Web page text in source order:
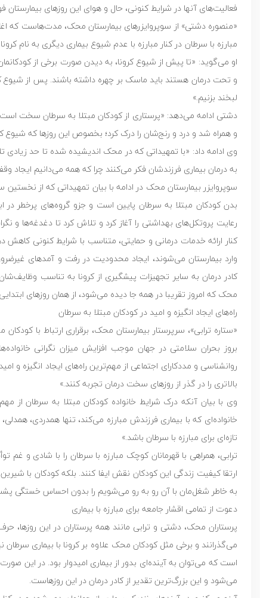
فعالیت‌های آنها در شرایط کنونی، حال و هوای این روزهای
«منصوره دشتی» از سوپروایزرهای بیمارستان محک، مدت‌هاست که
مبارزه با سرطان در کنار مبارزه با عدم شیوع بیماری دیگری به نام
او می‌گوید: «تا پیش از شیوع کرونا، به دیدن صورت برخی از
و تحت درمان هستند باید ماسک بر چهره داشته باشند. پس از شیوع
لبخند بزنیم.»
دشتی ادامه می‌دهد: «پرستاری از کودکان مبتلا به سرطان سخت
و همراه شد و درد و رنج‌شان را درک کرد؛ بخصوص این روزها که شیوع
وی ادامه داد: «با تمهیداتی که در محک اندیشیده شده تا حد
به درمان بیماری فرزندشان فکر می‌کنند چرا که همه می‌دانیم ایجاد
سوپروایزر بیمارستان محک در ادامه با بیان تمهیداتی که از
بدن کودکان مبتلا به سرطان پایین است و جزو گروه‌های پرخطر
رعایت پروتکل‌های بهداشتی را آغاز کرد و تلاش کرد تا دغدغه‌ها و
کنار ارائه خدمات درمانی و حمایتی، متناسب با شرایط کنونی
وارد بیمارستان می‌شوند، ایجاد محدودیت در رفت و آمدهای
کادر درمان به سایر تجهیزات پیشگیری از کرونا به تناسب
محک که امروز تقریبا در همه جا دیده می‌شود، از همان روزهای
راه‌های ایجاد انگیزه و امید در کودکان مبتلا به سرطان
«ستاره ترابی»، سرپرستار بیمارستان محک، برقراری ارتباط با
بروز بحران سلامتی در جهان موجب افزایش میزان نگرانی‌
روانشناسی و مددکارای اجتماعی از مهم‌ترین راه‌های ایجاد انگیزه
بالاتری را در گذر از روزهای سخت درمان تجربه کنند.»
وی با بیان آنکه درک شرایط خانواده کودکان مبتلا به سرطان از
خانواده‌ای که با بیماری فرزندش مبارزه می‌کند، تنها همدردی،
تازه‌ای برای مبارزه با سرطان باشد.»
ترابی، همراهی با قهرمانان کوچک مبارزه با سرطان را با شادی و غم
ارتقا کیفیت زندگی این کودکان نقش ایفا کنند. بلکه کودکان با
به خاطر شغل‌مان با آن رو به رو می‌شویم را بدون احساس خستگی
دعوت از تمامی اقشار جامعه برای مبارزه با بیماری
پرستاران محک، دشتی و ترابی مانند همه پرستاران در این روزها،
می‌گذرانند و برخی مثل کودکان محک علاوه بر کرونا با بیماری
است که می‌توان به آینده‌ای بدور از بیماری امیدوار بود. در این
می‌شود و این بزرگ‌ترین تقدیر از کادر درمان در این روزهاست.